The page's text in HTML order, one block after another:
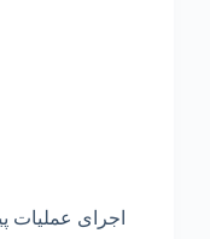
اجرای عملیات